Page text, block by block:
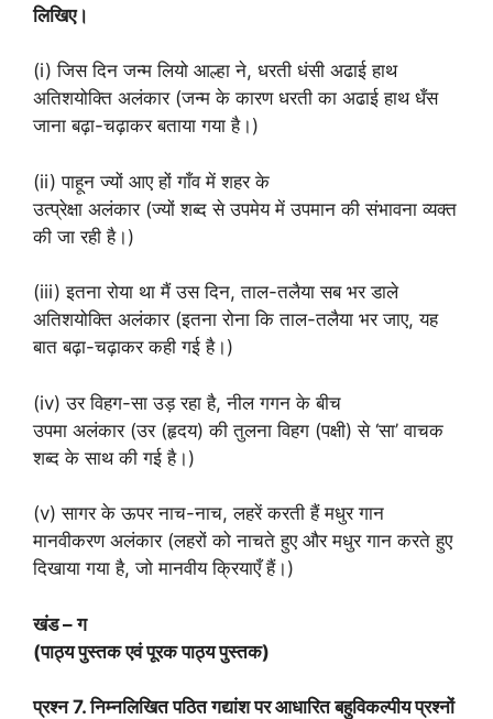
लिखिए।
(i) जिस दिन जन्म लियो आल्हा ने, धरती धंसी अढाई हाथ
अतिशयोक्ति अलंकार (जन्म के कारण धरती का अढाई हाथ धँस
जाना बढ़ा-चढ़ाकर बताया गया है।)
(ii) पाहून ज्यों आए हों गाँव में शहर के
उत्प्रेक्षा अलंकार (ज्यों शब्द से उपमेय में उपमान की संभावना व्यक्त
की जा रही है।)
(iii) इतना रोया था मैं उस दिन, ताल-तलैया सब भर डाले
अतिशयोक्ति अलंकार (इतना रोना कि ताल-तलैया भर जाए, यह
बात बढ़ा-चढ़ाकर कही गई है।)
(iv) उर विहग-सा उड़ रहा है, नील गगन के बीच
उपमा अलंकार (उर (हृदय) की तुलना विहग (पक्षी) से ‘सा’ वाचक
शब्द के साथ की गई है।)
(v) सागर के ऊपर नाच-नाच, लहरें करती हैं मधुर गान
मानवीकरण अलंकार (लहरों को नाचते हुए और मधुर गान करते हुए
दिखाया गया है, जो मानवीय क्रियाएँ हैं।)
खंड – ग
(पाठ्य पुस्तक एवं पूरक पाठ्य पुस्तक)
प्रश्न 7. निम्नलिखित पठित गद्यांश पर आधारित बहुविकल्पीय प्रश्नों